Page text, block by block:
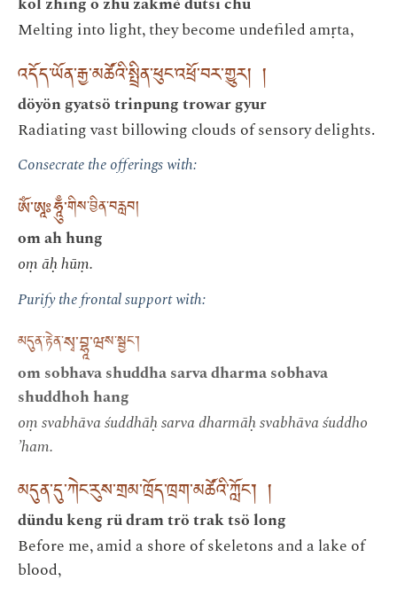
Melting into light, they become undefiled amṛta,
འདོད་ཡོན་རྒྱ་མཚོའི་སྤྲིན་ཕུང་འཕྲོ་བར་གྱུར། །
döyön gyatsö trinpung trowar gyur
Radiating vast billowing clouds of sensory delights.
Consecrate the offerings with:
ཨོཾ་ཨཱཿཧཱུྃ་གིས་བྱིན་བརླབ།
om ah hung
oṃ āḥ hūṃ.
Purify the frontal support with:
མདུན་རྟེན་སྭ་བྷཱ་ཝས་སྦྱང་།
om sobhava shuddha sarva dharma sobhava
shuddhoh hang
oṃ svabhāva śuddhāḥ sarva dharmāḥ svabhāva śuddho
’ham.
མདུན་དུ་ཀེང་རུས་གྲམ་ཁྲོད་ཁྲག་མཚོའི་ཀློང་། །
dündu keng rü dram trö trak tsö long
Before me, amid a shore of skeletons and a lake of
blood,